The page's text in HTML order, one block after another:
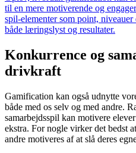
til en mere motiverende og
spil-elementer som point,
både læringslyst og resultater.
Konkurrence og
drivkraft
Gamification kan også udnytte
både med os selv og med andre.
samarbejdsspil kan motivere
ekstra. For nogle virker det bedst
andre motiveres af at slå deres